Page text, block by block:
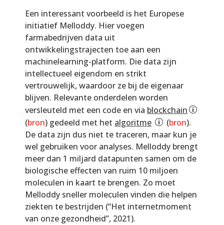
Een interessant voorbeeld is het Europese
initiatief Melloddy. Hier voegen
farmabedrijven data uit
ontwikkelingstrajecten toe aan een
machinelearning-platform. Die data zijn
intellectueel eigendom en strikt
vertrouwelijk, waardoor ze bij de eigenaar
blijven. Relevante onderdelen worden
versleuteld met een code en via blockchain
(bron) gedeeld met het algoritme (bron).
De data zijn dus niet te traceren, maar kun je
wel gebruiken voor analyses. Melloddy brengt
meer dan 1 miljard datapunten samen om de
biologische effecten van ruim 10 miljoen
moleculen in kaart te brengen. Zo moet
Melloddy sneller moleculen vinden die helpen
ziekten te bestrijden (“Het internetmoment
van onze gezondheid”, 2021).